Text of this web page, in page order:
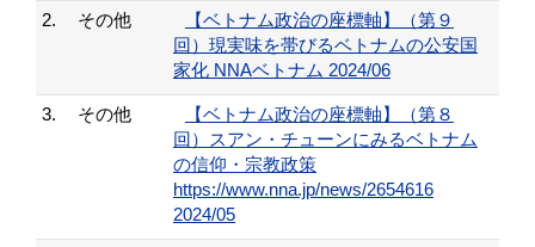
2. その他
【ベトナム政治の座標軸】（第９
回）現実味を帯びるベトナムの公安国
家化 NNAベトナム 2024/06
3. その他
【ベトナム政治の座標軸】（第８
回）スアン・チューンにみるベトナム
の信仰・宗教政策
https://www.nna.jp/news/2654616
2024/05